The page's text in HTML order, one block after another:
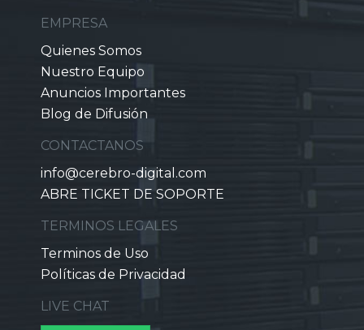
EMPRESA
Quienes Somos
Nuestro Equipo
Anuncios Importantes
Blog de Difusión
CONTACTANOS
info@cerebro-digital.com
ABRE TICKET DE SOPORTE
TERMINOS LEGALES
Terminos de Uso
Políticas de Privacidad
LIVE CHAT